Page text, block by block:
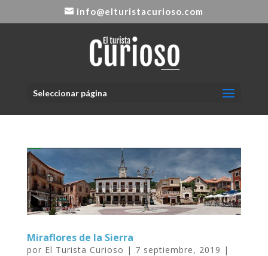
info@elturistacurioso.com
Seleccionar página
Miraflores de la Sierra
por El Turista Curioso | 7 septiembre, 2019 |